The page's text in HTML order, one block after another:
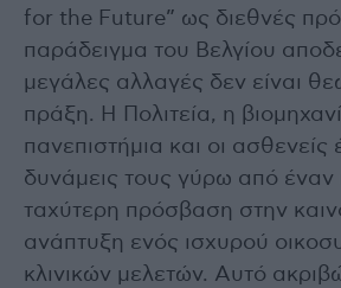
for the Future” ως διεθνές
παράδειγμα του Βελγίου
μεγάλες αλλαγές δεν είναι
πράξη. Η Πολιτεία, η
πανεπιστήμια και οι ασθενείς
δυνάμεις τους γύρω από έναν
ταχύτερη πρόσβαση στην
ανάπτυξη ενός ισχυρού
κλινικών μελετών. Αυτό